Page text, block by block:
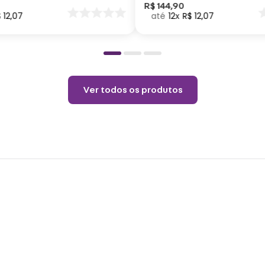
12,07
R$ 144,90
12 R$ 12,07
Ver todos os produtos